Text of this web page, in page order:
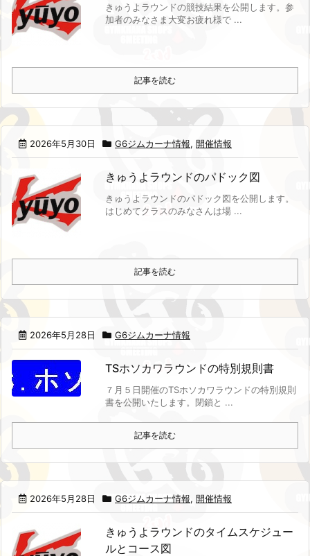
きゅうよラウンドの競技結果を公開します。 参
加者のみなさま大変お疲れ様で ...
記事を読む
2026年5月30日 G6ジムカーナ情報, 開催情報
きゅうよラウンドのパドック図
きゅうよラウンドのパドック図を公開します。
はじめてクラスのみなさんは場 ...
記事を読む
2026年5月28日 G6ジムカーナ情報
TSホソカワラウンドの特別規則書
７月５日開催のTSホソカワラウンドの特別規則
書を公開いたします。 閉鎖と ...
記事を読む
2026年5月28日 G6ジムカーナ情報, 開催情報
きゅうよラウンドのタイムスケジュー
ルとコース図